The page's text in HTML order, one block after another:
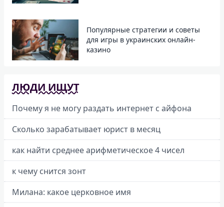
Популярные стратегии и советы
для игры в украинских онлайн-
казино
ЛЮДИ ИЩУТ
Почему я не могу раздать интернет с айфона
Сколько зарабатывает юрист в месяц
как найти среднее арифметическое 4 чисел
к чему снится зонт
Милана: какое церковное имя